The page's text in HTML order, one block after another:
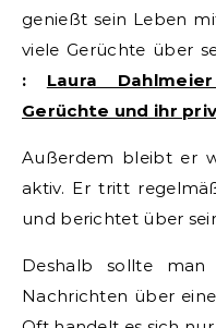
genießt sein Leben
viele Gerüchte über
: Laura
Gerüchte und ihr
Außerdem bleibt er
aktiv. Er tritt
und berichtet über
Deshalb sollte
Nachrichten über